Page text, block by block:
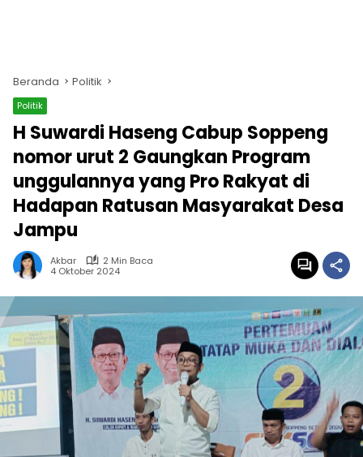
Beranda Politik
Politik
H Suwardi Haseng Cabup Soppeng
nomor urut 2 Gaungkan Program
unggulannya yang Pro Rakyat di
Hadapan Ratusan Masyarakat Desa
Jampu
Akbar
2 Min Baca
4 Oktober 2024